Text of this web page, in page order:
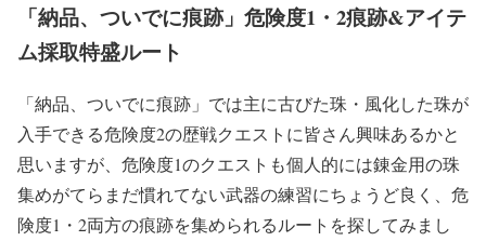
「納品、ついでに痕跡」危険度1・2痕跡&アイテ
ム採取特盛ルート
「納品、ついでに痕跡」では主に古びた珠・風化した珠が
入手できる危険度2の歴戦クエストに皆さん興味あるかと
思いますが、危険度1のクエストも個人的には錬金用の珠
集めがてらまだ慣れてない武器の練習にちょうど良く、危
険度1・2両方の痕跡を集められるルートを探してみまし